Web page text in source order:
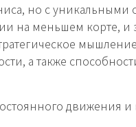
но с уникальными
на меньшем корте, и
а также
движения